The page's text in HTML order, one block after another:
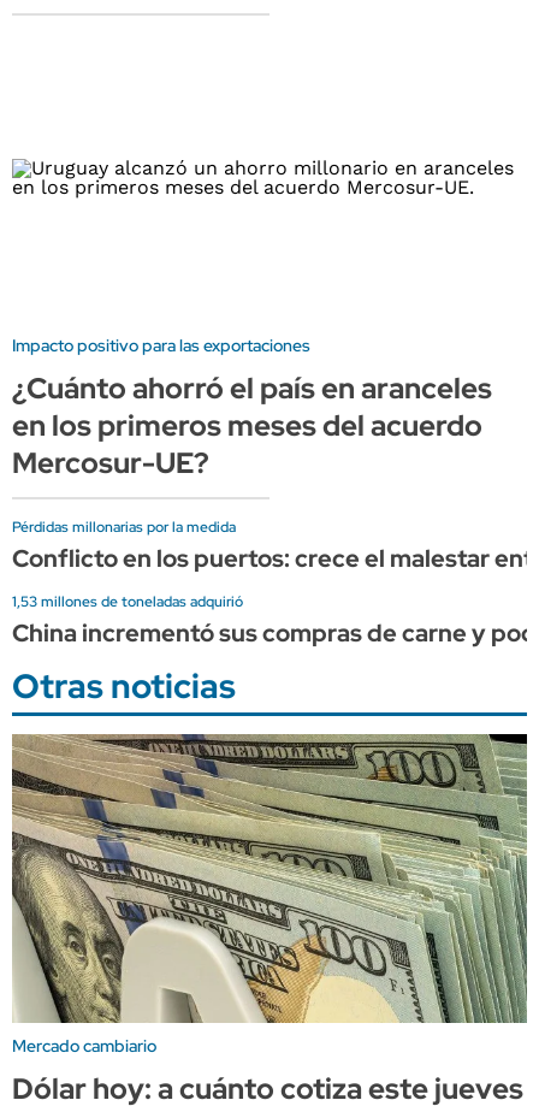
Impacto positivo para las exportaciones
¿Cuánto ahorró el país en aranceles
en los primeros meses del acuerdo
Mercosur-UE?
Pérdidas millonarias por la medida
Conflicto en los puertos: crece el malestar
1,53 millones de toneladas adquirió
China incrementó sus compras de carne y
Otras noticias
Mercado cambiario
Dólar hoy: a cuánto cotiza este jueves